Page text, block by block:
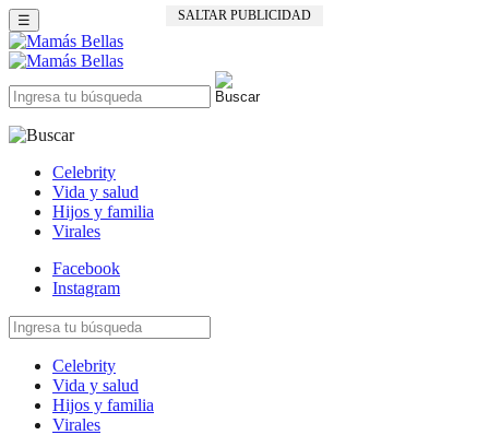
SALTAR PUBLICIDAD
☰
Celebrity
Vida y salud
Hijos y familia
Virales
Facebook
Instagram
Celebrity
Vida y salud
Hijos y familia
Virales